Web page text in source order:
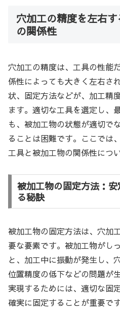
穴加工の精度を左右
の関係性
穴加工の精度は、工具の性能
係性によっても大きく左右さ
状、固定方法などが、加工精
ます。適切な工具を選定し、
も、被加工物の状態が適切で
ることは困難です。ここでは
工具と被加工物の関係性につ
被加工物の固定方法：
る秘訣
被加工物の固定方法は、穴加
要な要素です。被加工物がし
と、加工中に振動が発生し、
位置精度の低下などの問題が
実現するためには、適切な固
確実に固定することが重要です